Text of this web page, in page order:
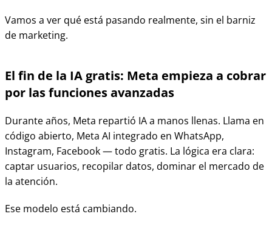
Vamos a ver qué está pasando realmente, sin el barniz
de marketing.
El fin de la IA gratis: Meta empieza a cobrar
por las funciones avanzadas
Durante años, Meta repartió IA a manos llenas. Llama en
código abierto, Meta AI integrado en WhatsApp,
Instagram, Facebook — todo gratis. La lógica era clara:
captar usuarios, recopilar datos, dominar el mercado de
la atención.
Ese modelo está cambiando.